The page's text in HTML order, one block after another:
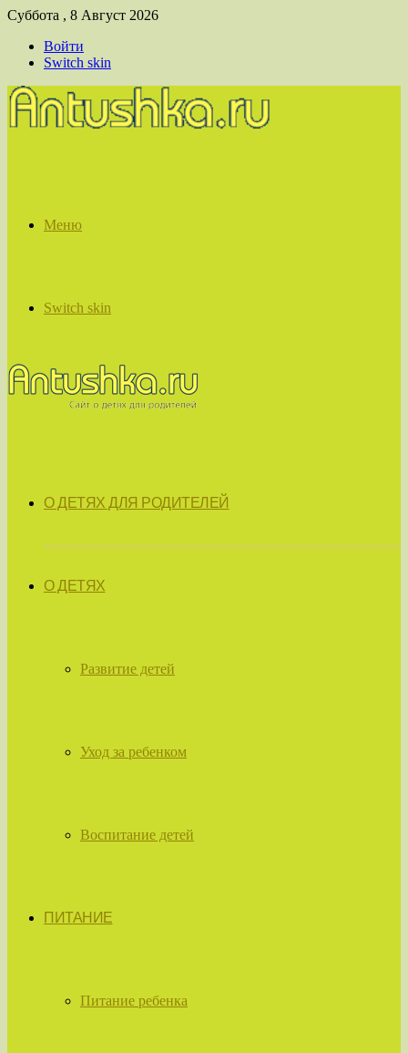
Суббота , 8 Август 2026
Войти
Switch skin
Меню
Switch skin
О ДЕТЯХ ДЛЯ РОДИТЕЛЕЙ
О ДЕТЯХ
Развитие детей
Уход за ребенком
Воспитание детей
ПИТАНИЕ
Питание ребенка